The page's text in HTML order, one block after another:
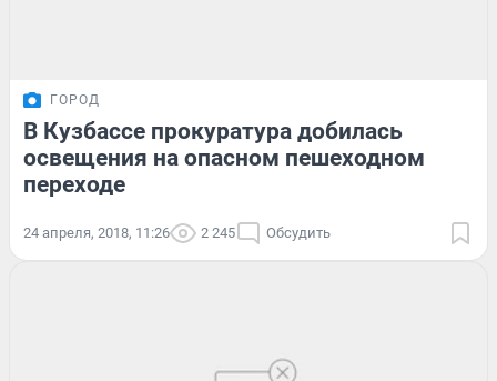
ГОРОД
В Кузбассе прокуратура добилась
освещения на опасном пешеходном
переходе
24 апреля, 2018, 11:26 2 245 Обсудить